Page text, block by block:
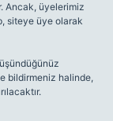
Ancak, üyelerimiz
siteye üye olarak
bildirmeniz halinde,